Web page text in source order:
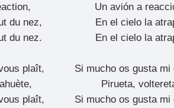
du nez,
du nez.
plaît,
plaît,
Un avión a
En el cielo la
En el cielo la
Si mucho os gusta mi
Pirueta,
Si mucho os gusta mi